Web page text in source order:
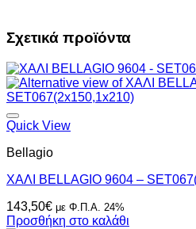
Σχετικά προϊόντα
Quick View
Bellagio
ΧΑΛΙ BELLAGIO 9604 –
143,50€ με Φ.Π.Α. 24%
Προσθήκη στο καλάθι